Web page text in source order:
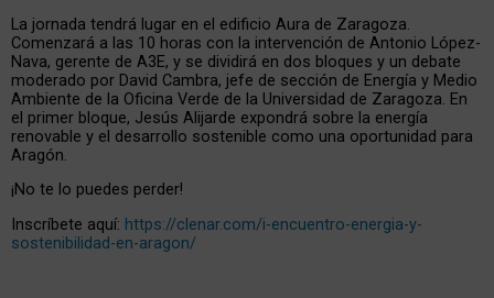
La jornada tendrá lugar en el edificio Aura de Zaragoza.
Comenzará a las 10 horas con la intervención de Antonio López-
Nava, gerente de A3E, y se dividirá en dos bloques y un debate
moderado por David Cambra, jefe de sección de Energía y Medio
Ambiente de la Oficina Verde de la Universidad de Zaragoza. En
el primer bloque, Jesús Alijarde expondrá sobre la energía
renovable y el desarrollo sostenible como una oportunidad para
Aragón.
¡No te lo puedes perder!
Inscríbete aquí: https://clenar.com/i-encuentro-energia-y-
sostenibilidad-en-aragon/